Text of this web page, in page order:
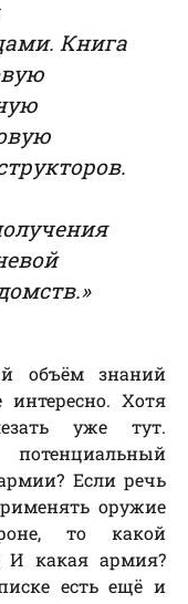
Книга
объём знаний
Хотя
уже тут.
Если речь
оружие
то какой
И какая армия?
есть ещё и